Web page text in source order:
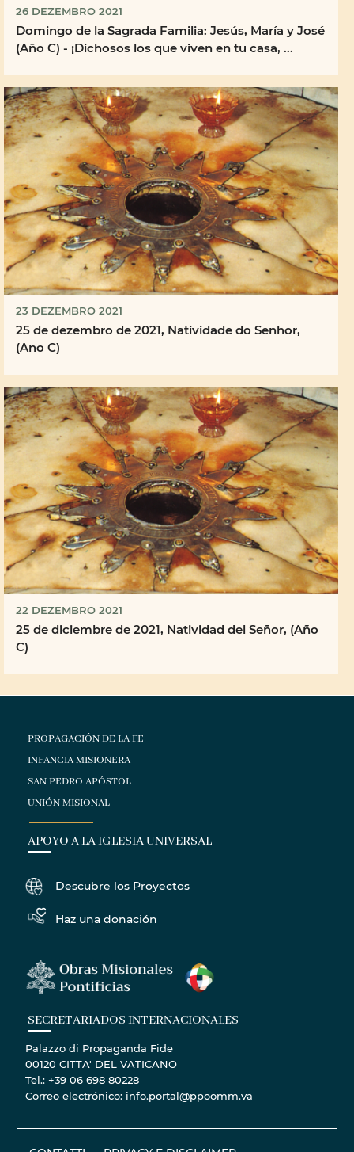
26 DEZEMBRO 2021
Domingo de la Sagrada Familia: Jesús, María y José
(Año C) - ¡Dichosos los que viven en tu casa, ...
23 DEZEMBRO 2021
25 de dezembro de 2021, Natividade do Senhor,
(Ano C)
22 DEZEMBRO 2021
25 de diciembre de 2021, Natividad del Señor, (Año
C)
PROPAGACIÓN DE LA FE
INFANCIA MISIONERA
SAN PEDRO APÓSTOL
UNIÓN MISIONAL
APOYO A LA IGLESIA UNIVERSAL
Descubre los Proyectos
Haz una donación
SECRETARIADOS INTERNACIONALES
Palazzo di Propaganda Fide
00120 CITTA' DEL VATICANO
Tel.: +39 06 698 80228
Correo electrónico: info.portal@ppoomm.va